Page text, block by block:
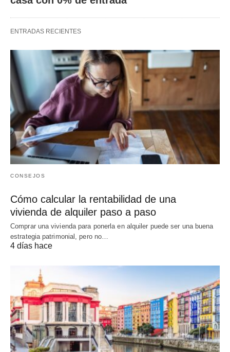
ENTRADAS RECIENTES
CONSEJOS
Cómo calcular la rentabilidad de una
vivienda de alquiler paso a paso
Comprar una vivienda para ponerla en alquiler puede ser una buena
estrategia patrimonial, pero no…
4 días hace